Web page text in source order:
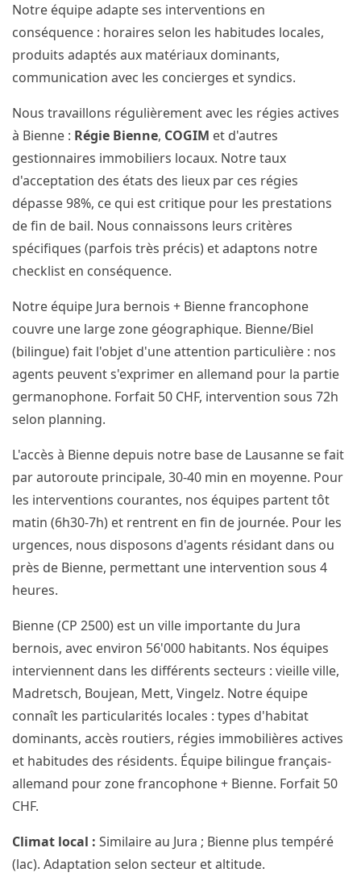
Notre équipe adapte ses interventions en
conséquence : horaires selon les habitudes locales,
produits adaptés aux matériaux dominants,
communication avec les concierges et syndics.
Nous travaillons régulièrement avec les régies actives
à Bienne : Régie Bienne, COGIM et d'autres
gestionnaires immobiliers locaux. Notre taux
d'acceptation des états des lieux par ces régies
dépasse 98%, ce qui est critique pour les prestations
de fin de bail. Nous connaissons leurs critères
spécifiques (parfois très précis) et adaptons notre
checklist en conséquence.
Notre équipe Jura bernois + Bienne francophone
couvre une large zone géographique. Bienne/Biel
(bilingue) fait l'objet d'une attention particulière : nos
agents peuvent s'exprimer en allemand pour la partie
germanophone. Forfait 50 CHF, intervention sous 72h
selon planning.
L'accès à Bienne depuis notre base de Lausanne se fait
par autoroute principale, 30-40 min en moyenne. Pour
les interventions courantes, nos équipes partent tôt
matin (6h30-7h) et rentrent en fin de journée. Pour les
urgences, nous disposons d'agents résidant dans ou
près de Bienne, permettant une intervention sous 4
heures.
Bienne (CP 2500) est un ville importante du Jura
bernois, avec environ 56'000 habitants. Nos équipes
interviennent dans les différents secteurs : vieille ville,
Madretsch, Boujean, Mett, Vingelz. Notre équipe
connaît les particularités locales : types d'habitat
dominants, accès routiers, régies immobilières actives
et habitudes des résidents. Équipe bilingue français-
allemand pour zone francophone + Bienne. Forfait 50
CHF.
Climat local : Similaire au Jura ; Bienne plus tempéré
(lac). Adaptation selon secteur et altitude.